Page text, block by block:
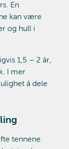
En
kan være
og hull i
1,5 – 2 år,
I mer
å dele
tennene